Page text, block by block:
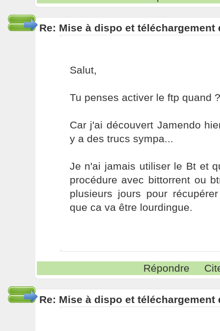
Re: Mise à dispo et
Salut,
Tu penses activer le ftp quand ?
Car j'ai découvert Jamendo
y a des trucs sympa...
Je n'ai jamais utiliser le Bt et
procédure avec bittorrent ou
plusieurs jours pour
que ca va être lourdingue.
Répondre
Re: Mise à dispo et